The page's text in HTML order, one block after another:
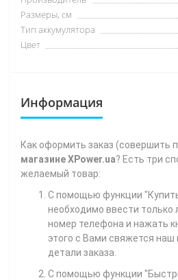
Размеры, см
Тип аккумулятора
Цвет
Информация
Как оформить заказ (совершить
магазине XPower.ua? Есть три
желаемый товар:
С помощью функции
необходимо ввести только
номер телефона и нажать
этого с Вами свяжется
детали заказа.
С помощью функции